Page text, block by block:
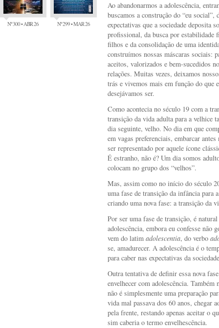
Nº 300 • ABR 26 Nº 299 • MAR 26
Ao abandonarmos a adolescência,
buscamos a construção do “eu social”,
expectativas que a sociedade deposita
profissional, da busca por estabilidade
filhos e da consolidação de uma
construímos nossas máscaras sociais:
aceitos, valorizados e bem-sucedidos
relações. Muitas vezes, deixamos
trás e vivemos mais em função do que
desejávamos ser.
Como acontecia no século 19 com a
transição da vida adulta para a velhice
dia seguinte, velho. No dia em que
em vagas preferenciais, embarcar
ser representado por aquele ícone
É estranho, não é? Um dia somos
colocam no grupo dos “velhos”.
Mas, assim como no início do século
uma fase de transição da infância para
criando uma nova fase: a transição da
Por ser uma fase de transição, é
adolescência, embora eu confesse não
vem do latim adolescentia, do verbo
se, amadurecer. A adolescência é o
para caber nas expectativas da
Outra tentativa de definir essa nova
envelhecer com adolescência. Também
não é simplesmente uma preparação
vida mal passava dos 60 anos, chegar
pela frente, restando apenas aceitar o
sim caberia o termo envelhescência.